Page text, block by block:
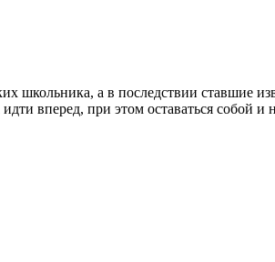
школьника, а в последствии ставшие
вперед, при этом оставаться собой и